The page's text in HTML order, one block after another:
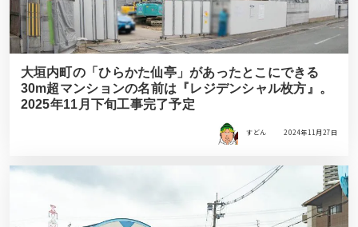
大垣内町の「ひらかた仙亭」があったとこにできる
30m超マンションの名前は『レジデンシャル枚方』。
2025年11月下旬工事完了予定
すどん 2024年11月27日